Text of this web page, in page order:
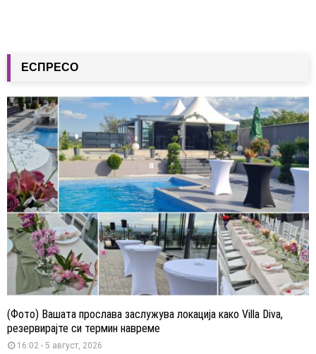
ЕСПРЕСО
(Фото) Вашата прослава заслужува локација како Villa Diva,
резервирајте си термин навреме
16:02 - 5 август, 2026